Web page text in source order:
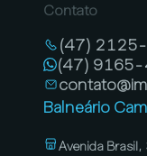
Contato
(47)
(47)
Balneário
Avenida